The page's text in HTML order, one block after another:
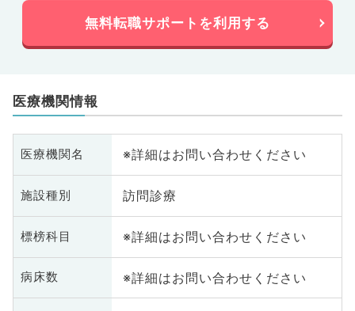
無料転職サポートを利用する
医療機関情報
医療機関名 ※詳細はお問い合わせください
施設種別 訪問診療
標榜科目 ※詳細はお問い合わせください
病床数 ※詳細はお問い合わせください